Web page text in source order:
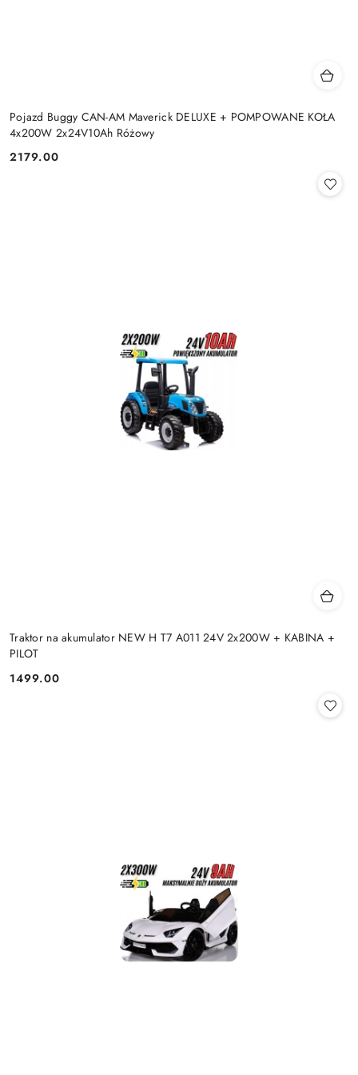
Pojazd Buggy CAN-AM Maverick DELUXE + POMPOWANE KOŁA
4x200W 2x24V10Ah Różowy
Cena:
2179.00
Traktor na akumulator NEW H T7 A011 24V 2x200W + KABINA +
PILOT
Cena:
1499.00